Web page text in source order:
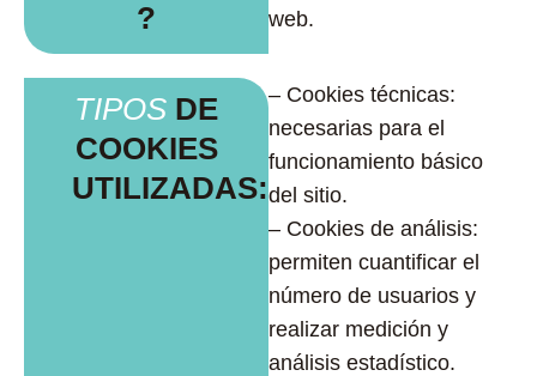
?
web.
TIPOS DE
COOKIES
UTILIZADAS:
– Cookies técnicas:
necesarias para el
funcionamiento básico
del sitio.
– Cookies de análisis:
permiten cuantificar el
número de usuarios y
realizar medición y
análisis estadístico.